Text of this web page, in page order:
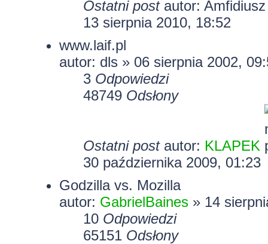
Ostatni post autor: Amfidiusz
13 sierpnia 2010, 18:52
www.laif.pl
autor: dls » 06 sierpnia 2002,
3 Odpowiedzi
48749 Odsłony
Ostatni post autor: KLAPEK
30 października 2009, 01:23
Godzilla vs. Mozilla
autor: GabrielBaines» 14
10 Odpowiedzi
65151 Odsłony